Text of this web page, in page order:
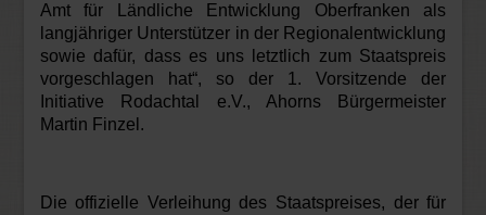
Amt für Ländliche Entwicklung Oberfranken als
langjähriger Unterstützer in der Regionalentwicklung
sowie dafür, dass es uns letztlich zum Staatspreis
vorgeschlagen hat“, so der 1. Vorsitzende der
Initiative Rodachtal e.V., Ahorns Bürgermeister
Martin Finzel.
Die offizielle Verleihung des Staatspreises, der für